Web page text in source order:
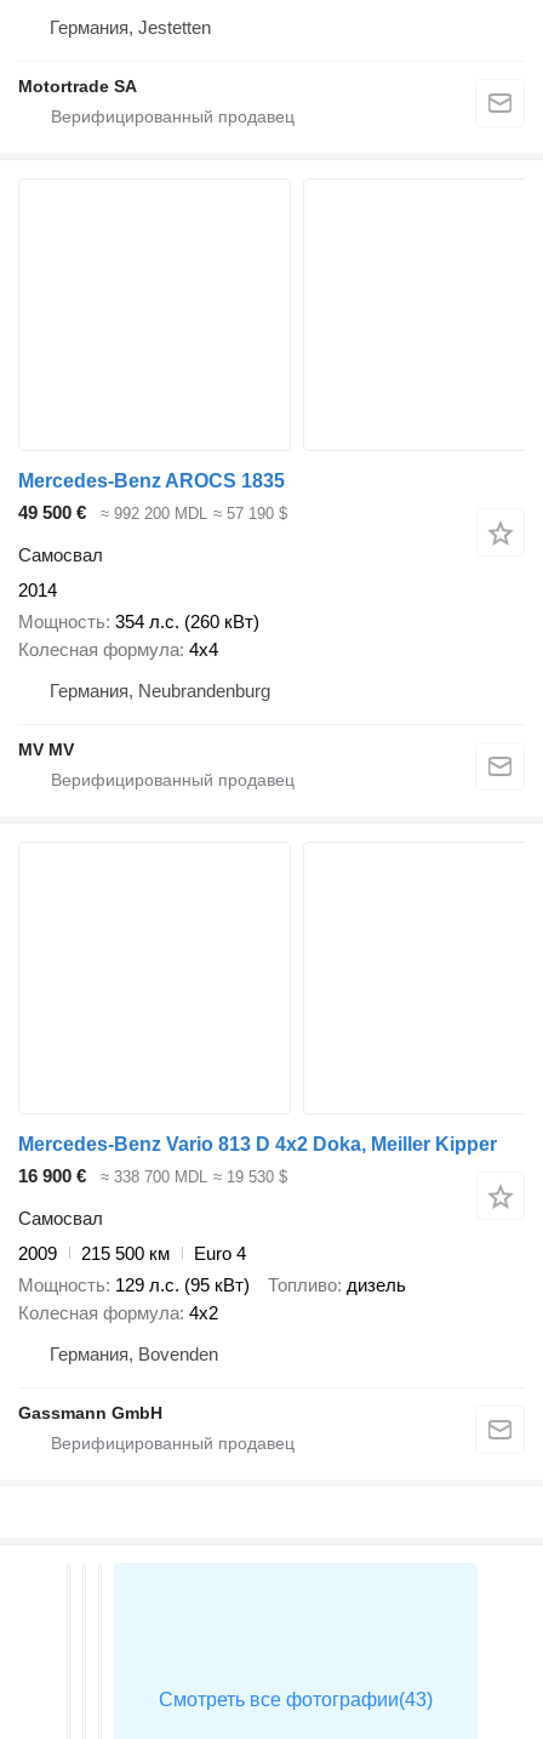
Германия, Jestetten
Motortrade SA
Mercedes-Benz AROCS 1835
49 500 €
≈ 992 200 MDL ≈ 57 190 $
Самосвал
2014
Мощность 354 л.с. (260 кВт)
Колесная формула 4x4
Германия, Neubrandenburg
MV MV
Mercedes-Benz Vario 813 D 4x2 Doka, Meiller Kipper
16 900 €
≈ 338 700 MDL ≈ 19 530 $
Самосвал
2009
215 500 км
Euro 4
Мощность 129 л.с. (95 кВт) Топливо дизель
Колесная формула 4x2
Германия, Bovenden
Gassmann GmbH